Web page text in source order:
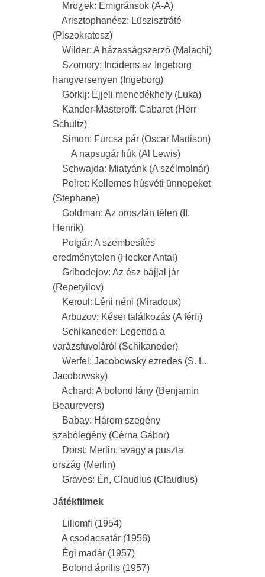
Mro¿ek: Emigránsok (A-A)
Arisztophanész: Lüszisztráté
(Piszokratesz)
Wilder: A házasságszerző (Malachi)
Szomory: Incidens az Ingeborg
hangversenyen (Ingeborg)
Gorkij: Éjjeli menedékhely (Luka)
Kander-Masteroff: Cabaret (Herr
Schultz)
Simon: Furcsa pár (Oscar Madison)
A napsugár fiúk (Al Lewis)
Schwajda: Miatyánk (A szélmolnár)
Poiret: Kellemes húsvéti ünnepeket
(Stephane)
Goldman: Az oroszlán télen (II.
Henrik)
Polgár: A szembesítés
eredménytelen (Hecker Antal)
Gribodejov: Az ész bájjal jár
(Repetyilov)
Keroul: Léni néni (Miradoux)
Arbuzov: Kései találkozás (A férfi)
Schikaneder: Legenda a
varázsfuvoláról (Schikaneder)
Werfel: Jacobowsky ezredes (S. L.
Jacobowsky)
Achard: A bolond lány (Benjamin
Beaurevers)
Babay: Három szegény
szabólegény (Cérna Gábor)
Dorst: Merlin, avagy a puszta
ország (Merlin)
Graves: Én, Claudius (Claudius)
Játékfilmek
Liliomfi (1954)
A csodacsatár (1956)
Égi madár (1957)
Bolond április (1957)